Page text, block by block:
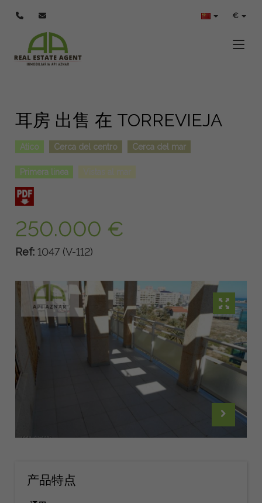
€
耳房 出售 在 TORREVIEJA
Atico Cerca del centro Cerca del mar
Primera linea
250.000 €
Ref: 1047 (V-112)
产品特点